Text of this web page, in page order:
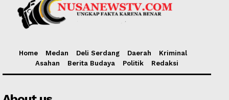
Home Medan Deli Serdang Daerah
Kriminal
Asahan
Berita Budaya Politik Redaksi